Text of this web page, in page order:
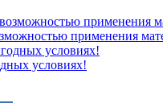
применения
условиях!